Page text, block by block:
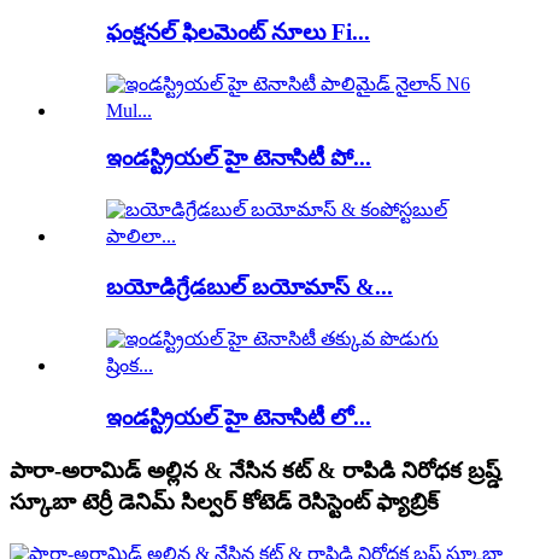
ఫంక్షనల్ ఫిలమెంట్ నూలు Fi...
ఇండస్ట్రియల్ హై టెనాసిటీ పో...
బయోడిగ్రేడబుల్ బయోమాస్ &...
ఇండస్ట్రియల్ హై టెనాసిటీ లో...
పారా-అరామిడ్ అల్లిన & నేసిన కట్ & రాపిడి నిరోధక బ్రష్డ్
స్కూబా టెర్రీ డెనిమ్ సిల్వర్ కోటెడ్ రెసిస్టెంట్ ఫ్యాబ్రిక్